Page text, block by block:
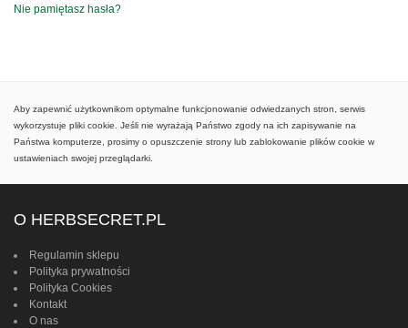
Nie pamiętasz hasła?
Aby zapewnić użytkownikom optymalne funkcjonowanie odwiedzanych stron, serwis
wykorzystuje pliki cookie. Jeśli nie wyrażają Państwo zgody na ich zapisywanie na
Państwa komputerze, prosimy o opuszczenie strony lub zablokowanie plików cookie w
ustawieniach swojej przeglądarki.
O HERBSECRET.PL
Regulamin sklepu
Polityka prywatności
Polityka Cookies
Kontakt
O nas